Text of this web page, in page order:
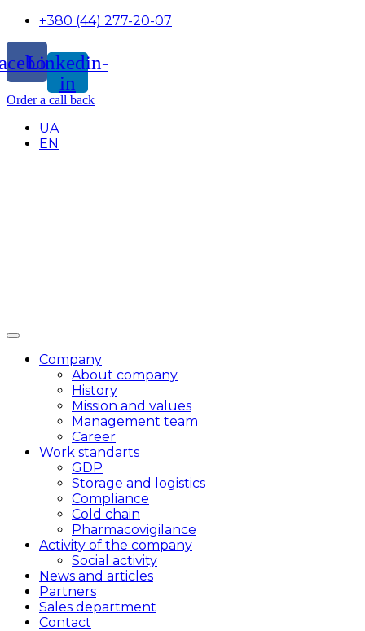
+380 (44) 277-20-07
Linkedin-
in
Order a call back
UA
EN
Company
About company
History
Mission and values
Management team
Career
Work standarts
GDP
Storage and logistics
Compliance
Cold chain
Pharmacovigilance
Activity of the company
Social activity
News and articles
Partners
Sales department
Contact